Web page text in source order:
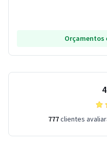
Orçamentos
777clientes